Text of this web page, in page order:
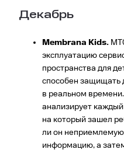
Декабрь
Membrana Kids.
эксплуатацию
пространства для
способен защищать
в реальном
анализирует каждый
на который зашел
ли он
информацию, а